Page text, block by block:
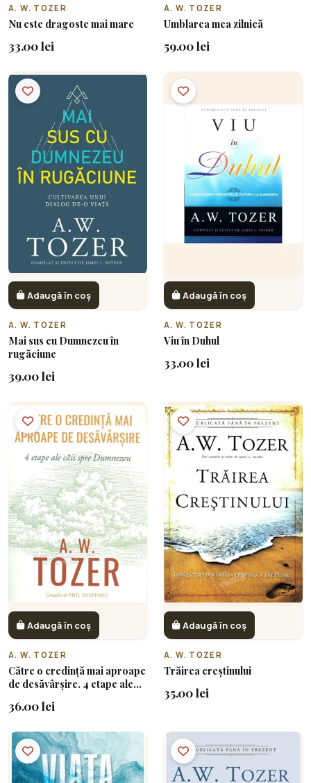
A. W. TOZER
Nu este dragoste mai mare
33.00 lei
A. W. TOZER
Umblarea mea zilnică
59.00 lei
Adaugă în coș
A. W. TOZER
Mai sus cu Dumnezeu în
rugăciune
39.00 lei
Adaugă în coș
A. W. TOZER
Viu în Duhul
33.00 lei
Adaugă în coș
A. W. TOZER
Către o credință mai aproape
de desăvârșire. 4 etape ale
36.00 lei
Adaugă în coș
A. W. TOZER
Trăirea creștinului
35.00 lei